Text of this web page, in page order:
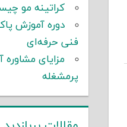
کراتینه مو
دوره آموزش
فنی حرفه‌ای
مزایای مشاوره
پرمشغله